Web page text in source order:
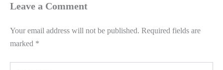
Leave a Comment
Your email address will not be published. Required fields are
marked *